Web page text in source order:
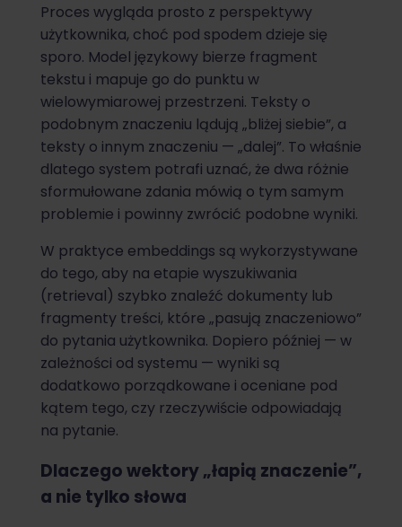
Proces wygląda prosto z perspektywy
użytkownika, choć pod spodem dzieje się
sporo. Model językowy bierze fragment
tekstu i mapuje go do punktu w
wielowymiarowej przestrzeni. Teksty o
podobnym znaczeniu lądują „bliżej siebie”, a
teksty o innym znaczeniu — „dalej”. To właśnie
dlatego system potrafi uznać, że dwa różnie
sformułowane zdania mówią o tym samym
problemie i powinny zwrócić podobne wyniki.
W praktyce embeddings są wykorzystywane
do tego, aby na etapie wyszukiwania
(retrieval) szybko znaleźć dokumenty lub
fragmenty treści, które „pasują znaczeniowo”
do pytania użytkownika. Dopiero później — w
zależności od systemu — wyniki są
dodatkowo porządkowane i oceniane pod
kątem tego, czy rzeczywiście odpowiadają
na pytanie.
Dlaczego wektory „łapią znaczenie”,
a nie tylko słowa